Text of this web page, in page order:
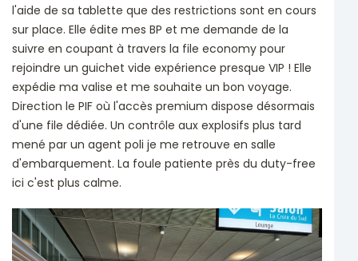
l'aide de sa tablette que des restrictions sont en cours
sur place. Elle édite mes BP et me demande de la
suivre en coupant à travers la file economy pour
rejoindre un guichet vide expérience presque VIP ! Elle
expédie ma valise et me souhaite un bon voyage.
Direction le PIF où l'accès premium dispose désormais
d'une file dédiée. Un contrôle aux explosifs plus tard
mené par un agent poli je me retrouve en salle
d'embarquement. La foule patiente près du duty-free
ici c'est plus calme.